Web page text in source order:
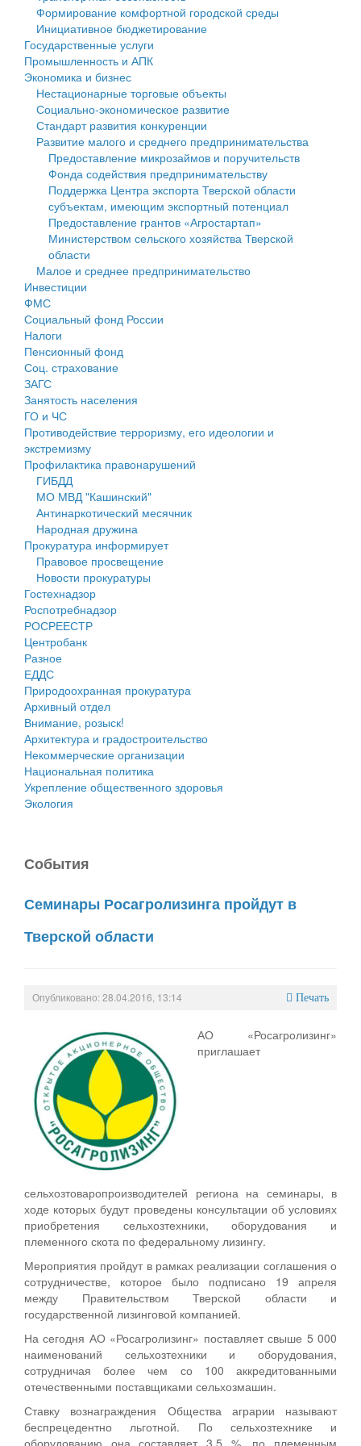
Государственные услуги
Промышленность и АПК
Экономика и бизнес
Символика
Устав
Гостям округа
Туризм
Культура
Образование
Здравоохранение
Социальная защита
Фотоальбом
муниципального округа Тверской области
Администрация Кашинского муниципального округа
Тверской области
Управление сельскими территориями
Открытые данные
Работа с обращениями граждан
Муниципальный контроль
Муниципальные услуги
Проекты административных регламентов
Антимонопольный комплаенс
Противодействие коррупции
Финансовое управление
Бюджет для граждан
Имущество
Выявление правообладателей ранее учтенных
объектов недвижимости
Имущественная поддержка субъектов малого и
среднего предпринимательства
Информационная поддержка субъектов малого и
среднего предпринимательства
Муниципальные программы
Контрольно-счетная палата
Персональные данные
Оценка регулирующего воздействия
Деятельность МУ
Нормативы градостроительного проектирования
Правила землепользования и застройки
Генеральные планы
Проекты планировки территории
Собрание депутатов
Городское поселение
Сельские поселения
Формирование комфортной городской среды
Инициативное бюджетирование
Государственные услуги
Промышленность и АПК
Экономика и бизнес
Нестационарные торговые объекты
Социально-экономическое развитие
Стандарт развития конкуренции
Развитие малого и среднего предпринимательства
Предоставление микрозаймов и поручительств
Фонда содействия предпринимательству
Поддержка Центра экспорта Тверской области
субъектам, имеющим экспортный потенциал
Предоставление грантов «Агростартап»
Министерством сельского хозяйства Тверской
области
Малое и среднее предпринимательство
Инвестиции
ФМС
Социальный фонд России
Налоги
Пенсионный фонд
Соц. страхование
ЗАГС
Занятость населения
ГО и ЧС
Противодействие терроризму, его идеологии и
экстремизму
Профилактика правонарушений
ГИБДД
МО МВД "Кашинский"
Антинаркотический месячник
Народная дружина
Прокуратура информирует
Правовое просвещение
Новости прокуратуры
Гостехнадзор
Роспотребнадзор
РОСРЕЕСТР
Центробанк
Разное
ЕДДС
Природоохранная прокуратура
Архивный отдел
Внимание, розыск!
Архитектура и градостроительство
Некоммерческие организации
Национальная политика
Укрепление общественного здоровья
Экология
События
Семинары Росагролизинга пройдут в
Тверской области
Опубликовано: 28.04.2016, 13:14 Печать
АО «Росагролизинг»
приглашает
сельхозтоваропроизводителей региона на семинары, в
ходе которых будут проведены консультации об условиях
приобретения сельхозтехники, оборудования и
племенного скота по федеральному лизингу.
Мероприятия пройдут в рамках реализации соглашения о
сотрудничестве, которое было подписано 19 апреля
между Правительством Тверской области и
государственной лизинговой компанией.
На сегодня АО «Росагролизинг» поставляет свыше 5 000
наименований сельхозтехники и оборудования,
сотрудничая более чем со 100 аккредитованными
отечественными поставщиками сельхозмашин.
Ставку вознаграждения Общества аграрии называют
беспрецедентно льготной. По сельхозтехнике и
оборудованию она составляет 3,5 %, по племенным